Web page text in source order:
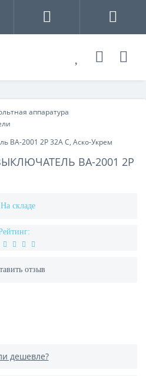
аппаратура
ВА-2001 2P
На складе
отзыв
дешевле?